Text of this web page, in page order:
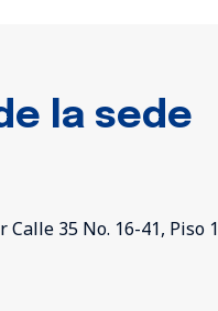
la sede
Calle 35 No. 16-41, Piso 1